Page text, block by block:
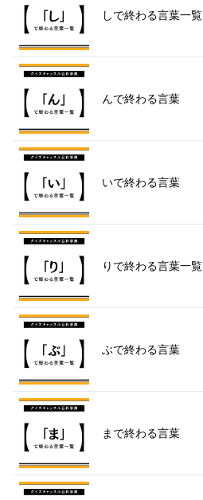
しで終わる言葉一覧
んで終わる言葉
いで終わる言葉
りで終わる言葉一覧
ぶで終わる言葉
まで終わる言葉